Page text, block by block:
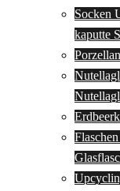
Socken
kaputte